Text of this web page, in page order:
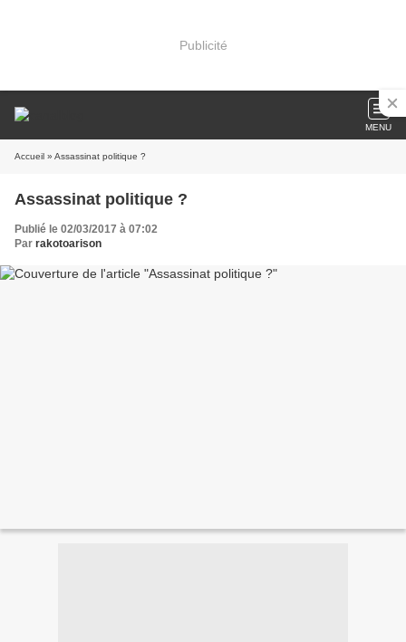
Publicité
MENU
Accueil » Assassinat politique ?
Assassinat politique ?
Publié le 02/03/2017 à 07:02
Par rakotoarison